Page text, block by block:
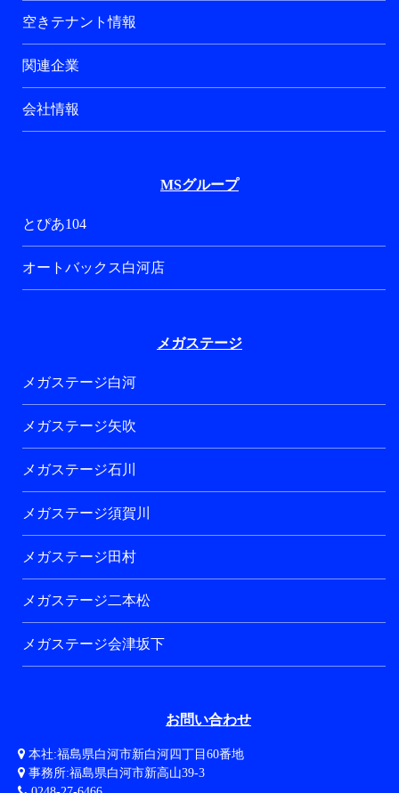
空きテナント情報
関連企業
会社情報
MSグループ
とぴあ104
オートバックス白河店
メガステージ
メガステージ白河
メガステージ矢吹
メガステージ石川
メガステージ須賀川
メガステージ田村
メガステージ二本松
メガステージ会津坂下
お問い合わせ
本社:福島県白河市新白河四丁目60番地
事務所:福島県白河市新高山39-3